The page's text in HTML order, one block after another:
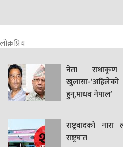
लोक्रप्रिय
नेता
खुलासा-
हुन्,माधव नेपाल’
राष्ट्रवादको
राष्ट्रघात